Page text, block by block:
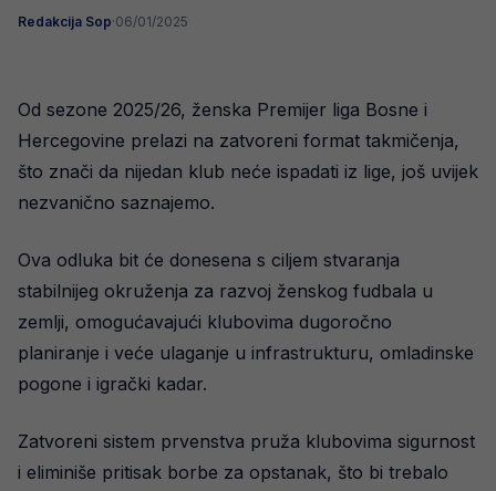
Redakcija Sop·06/01/2025
Od sezone 2025/26, ženska Premijer liga Bosne i
Hercegovine prelazi na zatvoreni format takmičenja,
što znači da nijedan klub neće ispadati iz lige, još uvijek
nezvanično saznajemo.
Ova odluka bit će donesena s ciljem stvaranja
stabilnijeg okruženja za razvoj ženskog fudbala u
zemlji, omogućavajući klubovima dugoročno
planiranje i veće ulaganje u infrastrukturu, omladinske
pogone i igrački kadar.
Zatvoreni sistem prvenstva pruža klubovima sigurnost
i eliminiše pritisak borbe za opstanak, što bi trebalo